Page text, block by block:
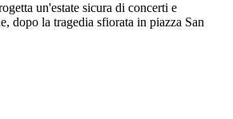
un'estate sicura di concerti e
dopo la tragedia sfiorata in piazza San